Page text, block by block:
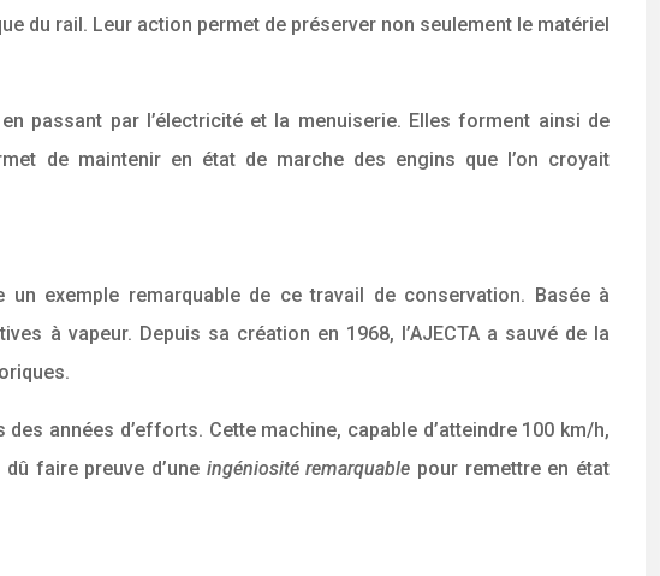
du rail. Leur action permet de préserver non seulement le matériel
passant par l’électricité et la menuiserie. Elles forment ainsi de
de maintenir en état de marche des engins que l’on croyait
un exemple remarquable de ce travail de conservation. Basée à
à vapeur. Depuis sa création en 1968, l’AJECTA a sauvé de la
années d’efforts. Cette machine, capable d’atteindre 100 km/h,
faire preuve d’une ingéniosité remarquable pour remettre en état